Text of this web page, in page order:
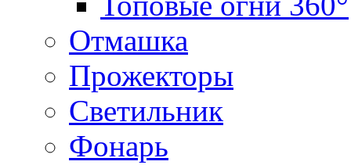
Отмашка
Прожекторы
Светильник
Фонарь